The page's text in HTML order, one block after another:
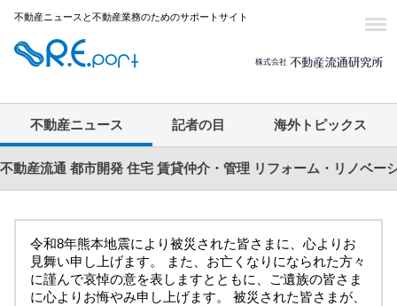
不動産ニュースと不動産業務のためのサポートサイト
不動産ニュース 記者の目 海外トピックス
不動産流通 都市開発 住宅 賃貸仲介・管理 リフォーム・リノベー
令和8年熊本地震により被災された皆さまに、心よりお
見舞い申し上げます。 また、お亡くなりになられた方々
に謹んで哀悼の意を表しますとともに、ご遺族の皆さま
に心よりお悔やみ申し上げます。 被災された皆さまが、